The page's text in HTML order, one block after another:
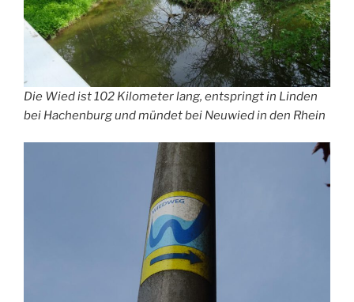
Die Wied ist 102 Kilometer lang, entspringt in Linden
bei Hachenburg und mündet bei Neuwied in den Rhein